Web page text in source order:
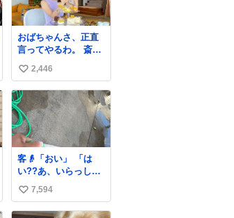
おばちゃんさ、正直
言ってやるわ。 斎藤
元彦と関わった事で
アンタはこれか先キ
ラキラ輝けないん
よ、残念ながら。 #
折田楓 #merchu
い
い
ね
数
2,446
客👴「おい」 「は
い??あ、いらっしゃ
いませ」 👴「さっき
からずっと水出しっ
ぱなしでもったいな
い
い
7,594